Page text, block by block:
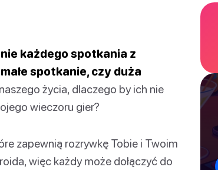
każdego spotkania z
spotkanie, czy duża
życia, dlaczego by ich nie
wieczoru gier?
zapewnią rozrywkę Tobie i Twoim
więc każdy może dołączyć do